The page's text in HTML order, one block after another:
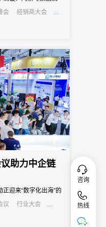
待时间，同时能够
信息，助力后续的
会
经销商大会
助力中企链
迎来“数字化出海”的
壁垒、跨时区协
。
议
行业大会
咨询
热线